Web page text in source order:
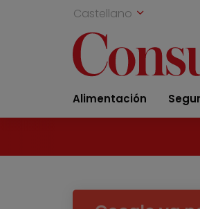
Castellano
Alimentación